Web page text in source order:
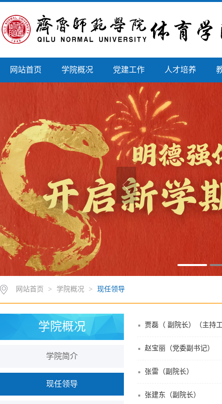
网站首页 学院概况 党建工作 人才培养
网站首页 > 学院概况 > 现任领导
学院概况
学院简介
现任领导
贾磊（ 副院长）（主持
赵宝丽（党委副书记）
张雷（副院长）
张建东（副院长）